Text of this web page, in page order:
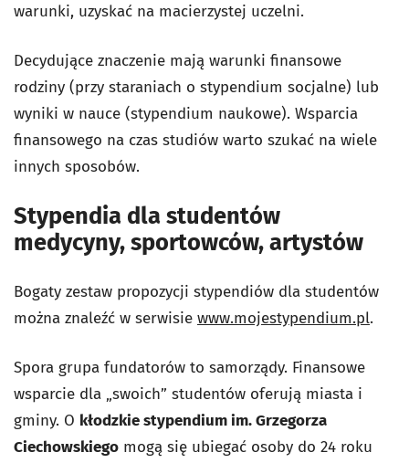
warunki, uzyskać na macierzystej uczelni.
Decydujące znaczenie mają warunki finansowe
rodziny (przy staraniach o stypendium socjalne) lub
wyniki w nauce (stypendium naukowe). Wsparcia
finansowego na czas studiów warto szukać na wiele
innych sposobów.
Stypendia dla studentów
medycyny, sportowców, artystów
Bogaty zestaw propozycji stypendiów dla studentów
można znaleźć w serwisie www.mojestypendium.pl.
Spora grupa fundatorów to samorządy. Finansowe
wsparcie dla „swoich” studentów oferują miasta i
gminy. O kłodzkie stypendium im. Grzegorza
Ciechowskiego mogą się ubiegać osoby do 24 roku